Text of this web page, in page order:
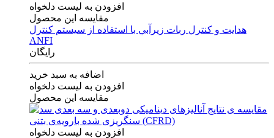
افزودن به لیست دلخواه
مقایسه این محصول
هدايت و كنترل ربات زيرآبي با استفاده از سيستم كنترل
ANFI
رایگان
اضافه به سبد خرید
افزودن به لیست دلخواه
مقایسه این محصول
افزودن به لیست دلخواه